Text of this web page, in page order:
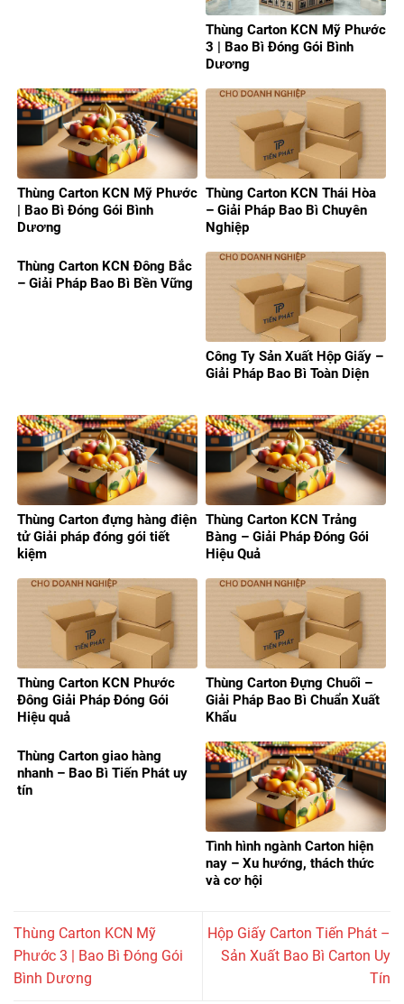
Thùng Carton KCN Mỹ Phước
3 | Bao Bì Đóng Gói Bình
Dương
Thùng Carton KCN Mỹ Phước
| Bao Bì Đóng Gói Bình
Dương
Thùng Carton KCN Thái Hòa
– Giải Pháp Bao Bì Chuyên
Nghiệp
Thùng Carton KCN Đông Bắc
– Giải Pháp Bao Bì Bền Vững
Công Ty Sản Xuất Hộp Giấy –
Giải Pháp Bao Bì Toàn Diện
Thùng Carton đựng hàng điện
tử Giải pháp đóng gói tiết
kiệm
Thùng Carton KCN Trảng
Bàng – Giải Pháp Đóng Gói
Hiệu Quả
Thùng Carton KCN Phước
Đông Giải Pháp Đóng Gói
Hiệu quả
Thùng Carton Đựng Chuối –
Giải Pháp Bao Bì Chuẩn Xuất
Khẩu
Thùng Carton giao hàng
nhanh – Bao Bì Tiến Phát uy
tín
Tình hình ngành Carton hiện
nay – Xu hướng, thách thức
và cơ hội
Thùng Carton KCN Mỹ
Phước 3 | Bao Bì Đóng Gói
Bình Dương
Hộp Giấy Carton Tiến Phát –
Sản Xuất Bao Bì Carton Uy
Tín